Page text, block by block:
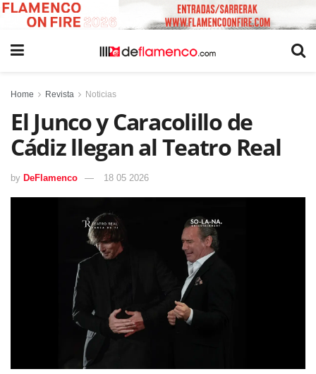
Home Revista Noticias
El Junco y Caracolillo de
Cádiz llegan al Teatro Real
by DeFlamenco 18 05 2026